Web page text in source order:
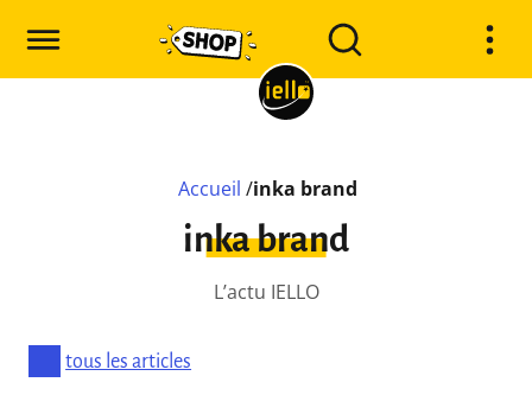
Accueil /inka brand
inka brand
L’actu IELLO
tous les articles